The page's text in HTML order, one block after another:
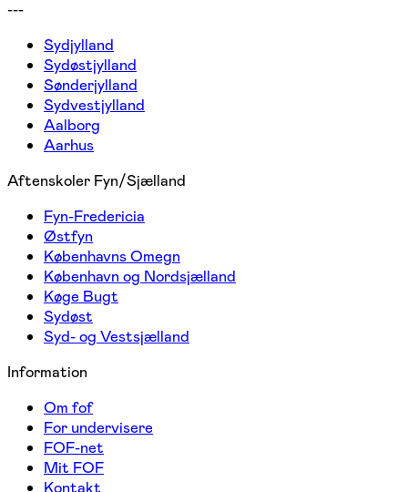
---
Sydjylland
Sydøstjylland
Sønderjylland
Sydvestjylland
Aalborg
Aarhus
Aftenskoler Fyn/Sjælland
Fyn-Fredericia
Østfyn
Københavns Omegn
København og Nordsjælland
Køge Bugt
Sydøst
Syd- og Vestsjælland
Information
Om fof
For undervisere
FOF-net
Mit FOF
Kontakt